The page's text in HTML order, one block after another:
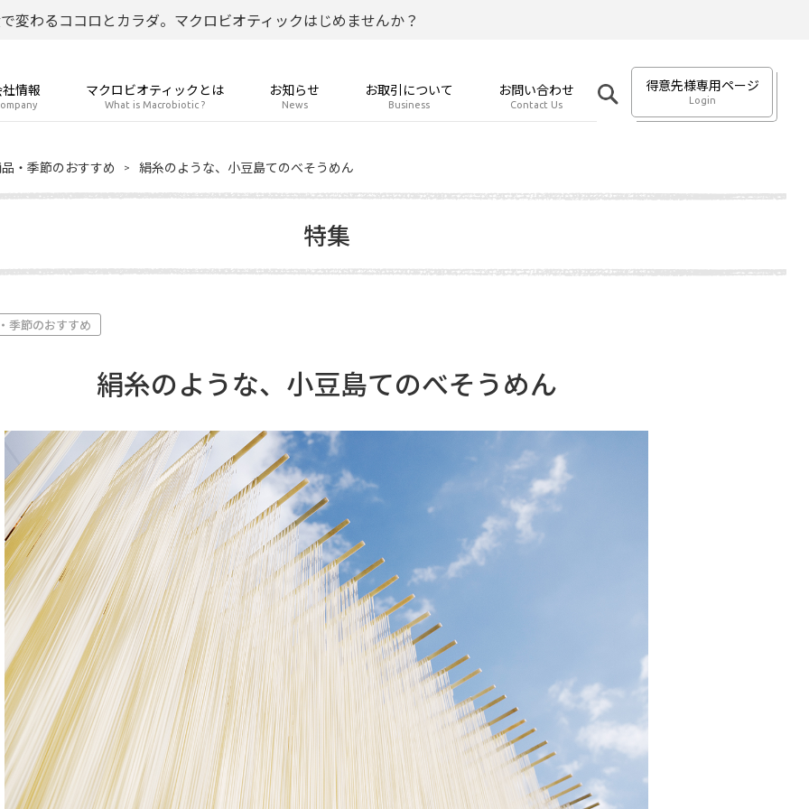
変わるココロとカラダ。マクロビオティックはじめませんか？
情報 マクロビオティックとは
What is Macrobiotic ?
お知らせ
News
お取引について
Business
お問い合わせ
Contact Us
得意先様専用ページ
Login
・季節のおすすめ 絹糸のような、小豆島てのべそうめん
特集
季節のおすすめ
絹糸のような、小豆島てのべそうめん